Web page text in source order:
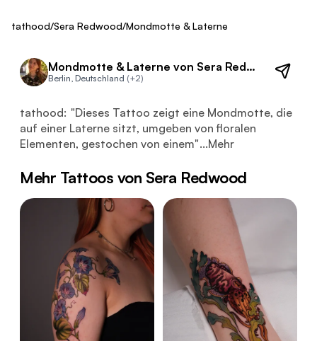
tathood/Sera Redwood/Mondmotte & Laterne
Mondmotte & Laterne von Sera Redwood
Berlin, Deutschland (+2)
Dieses Tattoo zeigt eine Mondmotte, die auf einer
tathood: "Dieses Tattoo zeigt eine Mondmotte, die
auf einer Laterne sitzt, umgeben von floralen
Elementen, gestochen von einem"...Mehr
Mehr Tattoos von Sera Redwood